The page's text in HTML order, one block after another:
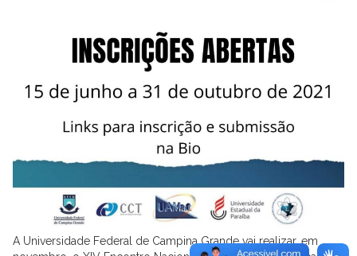
A Universidade Federal de Campina Grande vai realizar, em